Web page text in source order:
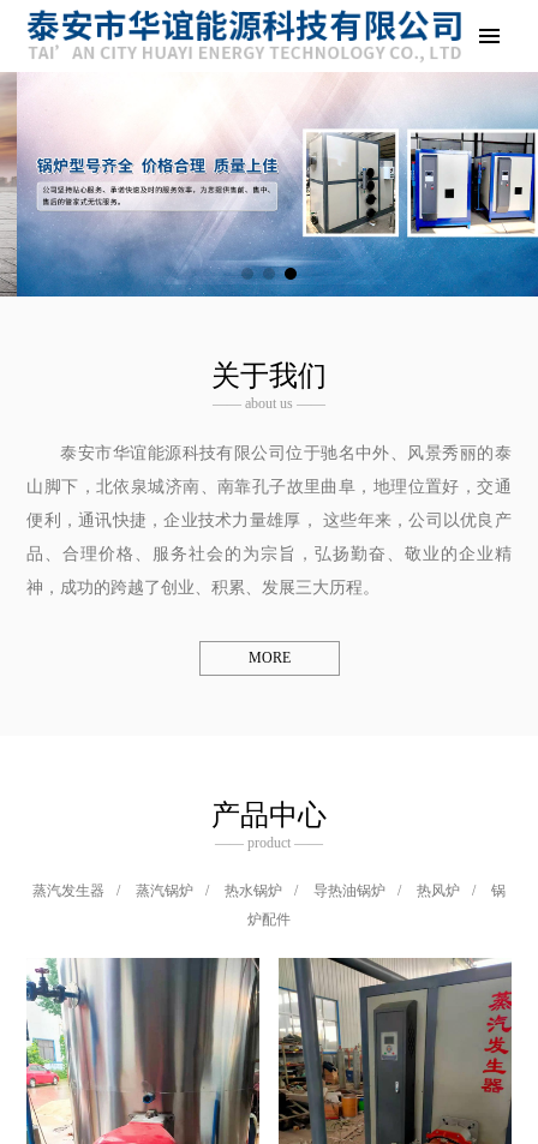
关于我们
—— about us ——
泰安市华谊能源科技有限公司位于驰名中外、风景秀丽的泰
山脚下，北依泉城济南、南靠孔子故里曲阜，地理位置好，交通
便利，通讯快捷，企业技术力量雄厚， 这些年来，公司以优良产
品、合理价格、服务社会的为宗旨，弘扬勤奋、敬业的企业精
神，成功的跨越了创业、积累、发展三大历程。
MORE
产品中心
—— product ——
蒸汽发生器 / 蒸汽锅炉 / 热水锅炉 / 导热油锅炉 / 热风炉 /
锅
炉配件